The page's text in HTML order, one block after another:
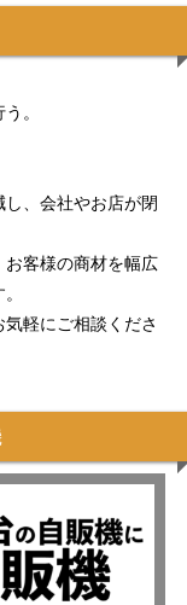
。
、会社やお店が閉
お客様の商材を幅広
軽にご相談くださ